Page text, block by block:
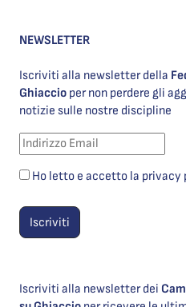
NEWSLETTER
Iscriviti alla newsletter della
Ghiaccio per non perdere gli
notizie sulle nostre discipline
Ho letto e accetto la privacy
Iscriviti alla newsletter dei